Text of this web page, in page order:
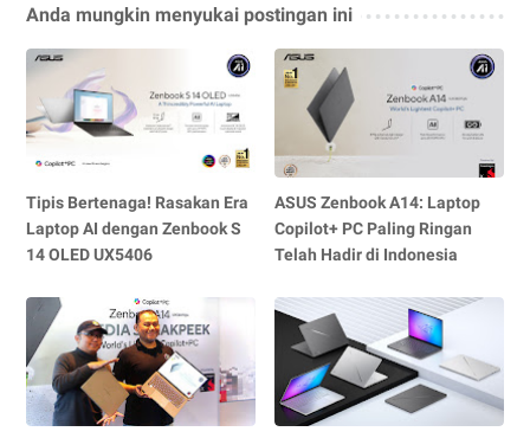
Anda mungkin menyukai postingan ini
Tipis Bertenaga! Rasakan Era
Laptop AI dengan Zenbook S
14 OLED UX5406
ASUS Zenbook A14: Laptop
Copilot+ PC Paling Ringan
Telah Hadir di Indonesia